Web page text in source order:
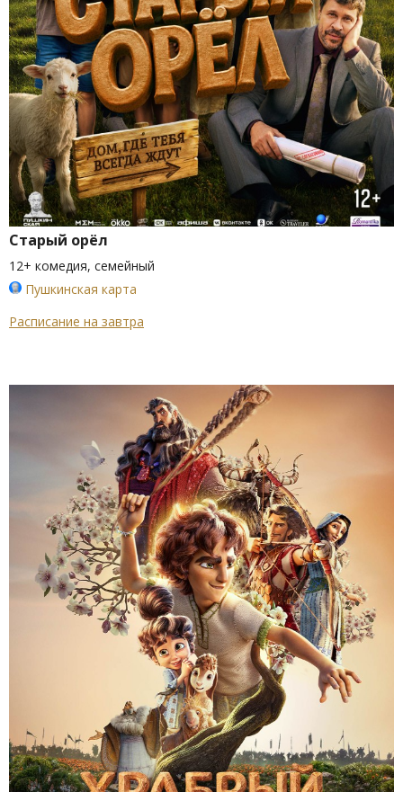
Старый орёл
12+ комедия, семейный
Пушкинская карта
Расписание на завтра